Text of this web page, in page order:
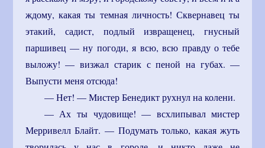
ждому, какая ты темная личность! Сквернавец ты
этакий, садист, подлый извращенец, гнусный
паршивец — ну погоди, я всю, всю правду о тебе
выложу! — визжал старик с пеной на губах. —
Выпусти меня отсюда!
— Нет! — Мистер Бенедикт рухнул на колени.
— Ах ты чудовище! — всхлипывал мистер
Мерривелл Блайт. — Подумать только, какая жуть